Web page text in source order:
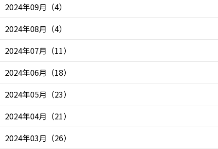
2024年09月 （4）
2024年08月 （4）
2024年07月 （11）
2024年06月 （18）
2024年05月 （23）
2024年04月 （21）
2024年03月 （26）